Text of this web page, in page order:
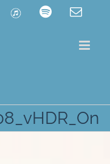
ITunes Spotify